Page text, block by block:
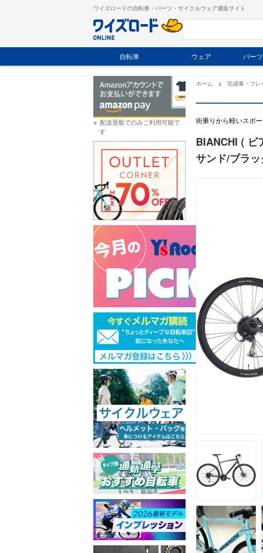
ワイズロードの自転車・パーツ・サイクルウェア通販サイト
自転車 ウェア パー
ホーム > 完成車・フレ
街乗りから軽いスポ
BIANCHI ( ビ
サンド/ブラ
配送受取でのみご利用可能で
す